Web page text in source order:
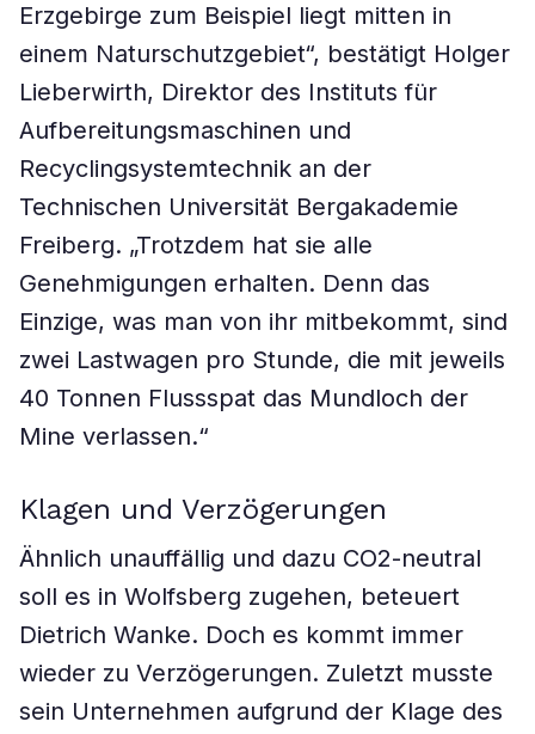
Erzgebirge zum Beispiel liegt mitten in
einem Naturschutzgebiet“, bestätigt Holger
Lieberwirth, Direktor des Instituts für
Aufbereitungsmaschinen und
Recyclingsystemtechnik an der
Technischen Universität Bergakademie
Freiberg. „Trotzdem hat sie alle
Genehmigungen erhalten. Denn das
Einzige, was man von ihr mitbekommt, sind
zwei Lastwagen pro Stunde, die mit jeweils
40 Tonnen Flussspat das Mundloch der
Mine verlassen.“
Klagen und Verzögerungen
Ähnlich unauffällig und dazu CO2-neutral
soll es in Wolfsberg zugehen, beteuert
Dietrich Wanke. Doch es kommt immer
wieder zu Verzögerungen. Zuletzt musste
sein Unternehmen aufgrund der Klage des